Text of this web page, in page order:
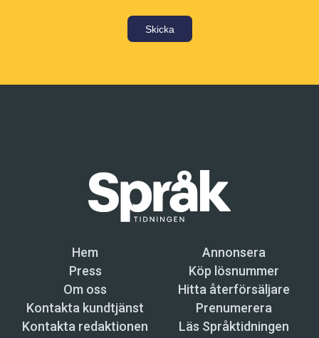
Skicka
Hem
Annonsera
Press
Köp lösnummer
Om oss
Hitta återförsäljare
Kontakta kundtjänst
Prenumerera
Kontakta redaktionen
Läs Språktidningen